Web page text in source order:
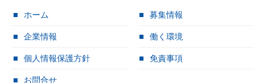
ホーム 募集情報
企業情報 働く環境
個人情報保護方針 免責事項
お問合せ